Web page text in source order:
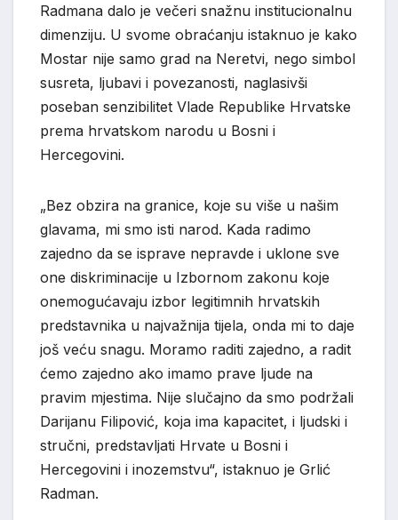
Radmana dalo je večeri snažnu institucionalnu
dimenziju. U svome obraćanju istaknuo je kako
Mostar nije samo grad na Neretvi, nego simbol
susreta, ljubavi i povezanosti, naglasivši
poseban senzibilitet Vlade Republike Hrvatske
prema hrvatskom narodu u Bosni i
Hercegovini.
„Bez obzira na granice, koje su više u našim
glavama, mi smo isti narod. Kada radimo
zajedno da se isprave nepravde i uklone sve
one diskriminacije u Izbornom zakonu koje
onemogućavaju izbor legitimnih hrvatskih
predstavnika u najvažnija tijela, onda mi to daje
još veću snagu. Moramo raditi zajedno, a radit
ćemo zajedno ako imamo prave ljude na
pravim mjestima. Nije slučajno da smo podržali
Darijanu Filipović, koja ima kapacitet, i ljudski i
stručni, predstavljati Hrvate u Bosni i
Hercegovini i inozemstvu“, istaknuo je Grlić
Radman.